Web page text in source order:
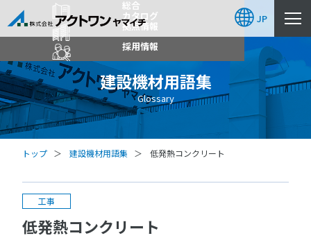
総合
カタログ
拠点情報
採用情報
JP
建設機材用語集
Glossary
トップ 建設機材用語集 低発熱コンクリート
工事
低発熱コンクリート